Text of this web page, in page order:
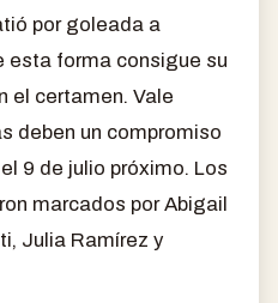
por goleada a
esta forma consigue su
el certamen. Vale
deben un compromiso
9 de julio próximo. Los
marcados por Abigail
Julia Ramírez y